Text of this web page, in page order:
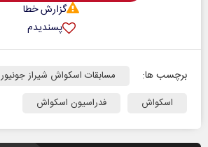
گزارش خطا
پسندیدم
برچسب ها:
مسابقات اسکواش شیراز جونیور
اسکواش
فدراسیون اسکواش